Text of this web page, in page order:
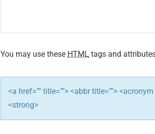
a
t
i
o
n
You may use these HTML tags and
<a href="" title=""> <abbr title="">
<strong>